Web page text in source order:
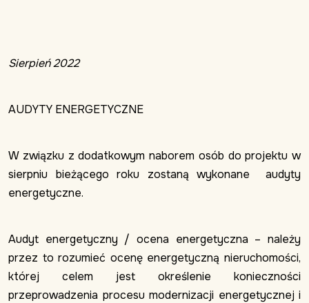
Sierpień 2022
AUDYTY ENERGETYCZNE
W związku z dodatkowym naborem osób do projektu w
sierpniu bieżącego roku zostaną wykonane audyty
energetyczne.
Audyt energetyczny / ocena energetyczna – należy
przez to rozumieć ocenę energetyczną nieruchomości,
której celem jest określenie konieczności
przeprowadzenia procesu modernizacji energetycznej i